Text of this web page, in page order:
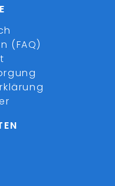
(FAQ)